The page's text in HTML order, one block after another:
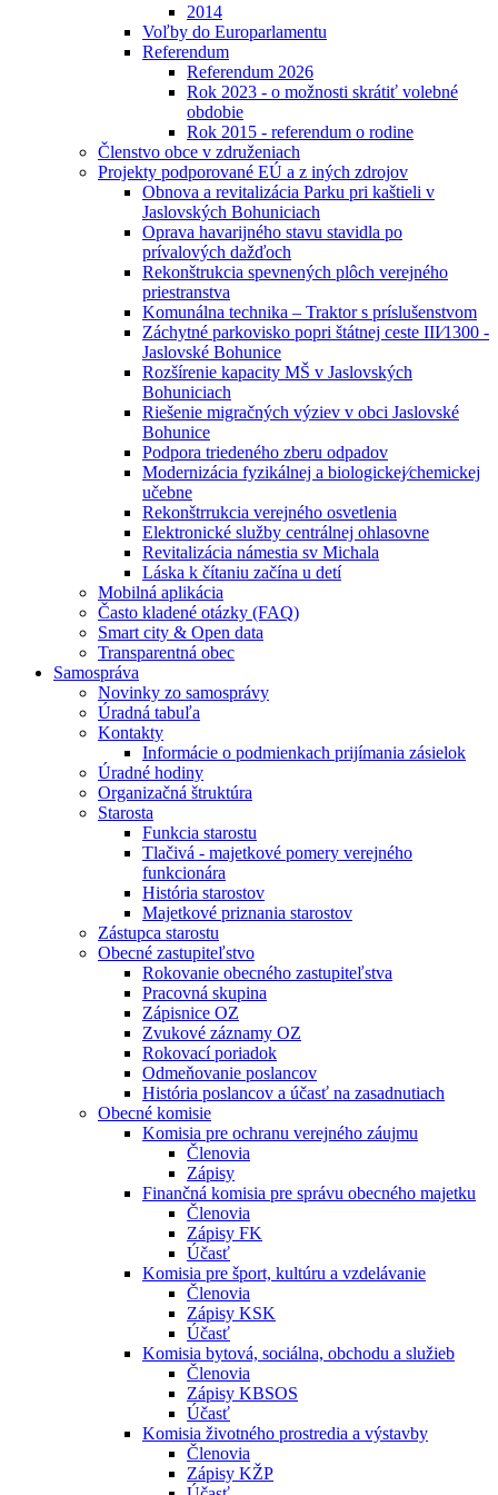
2014
Voľby do Europarlamentu
Referendum
Referendum 2026
Rok 2023 - o možnosti skrátiť volebné
obdobie
Rok 2015 - referendum o rodine
Členstvo obce v združeniach
Projekty podporované EÚ a z iných zdrojov
Obnova a revitalizácia Parku pri kaštieli v
Jaslovských Bohuniciach
Oprava havarijného stavu stavidla po
prívalových dažďoch
Rekonštrukcia spevnených plôch verejného
priestranstva
Komunálna technika – Traktor s príslušenstvom
Záchytné parkovisko popri štátnej ceste III⁄1300 -
Jaslovské Bohunice
Rozšírenie kapacity MŠ v Jaslovských
Bohuniciach
Riešenie migračných výziev v obci Jaslovské
Bohunice
Podpora triedeného zberu odpadov
Modernizácia fyzikálnej a biologickej⁄chemickej
učebne
Rekonštrrukcia verejného osvetlenia
Elektronické služby centrálnej ohlasovne
Revitalizácia námestia sv Michala
Láska k čítaniu začína u detí
Mobilná aplikácia
Často kladené otázky (FAQ)
Smart city & Open data
Transparentná obec
Samospráva
Novinky zo samosprávy
Úradná tabuľa
Kontakty
Informácie o podmienkach prijímania zásielok
Úradné hodiny
Organizačná štruktúra
Starosta
Funkcia starostu
Tlačivá - majetkové pomery verejného
funkcionára
História starostov
Majetkové priznania starostov
Zástupca starostu
Obecné zastupiteľstvo
Rokovanie obecného zastupiteľstva
Pracovná skupina
Zápisnice OZ
Zvukové záznamy OZ
Rokovací poriadok
Odmeňovanie poslancov
História poslancov a účasť na zasadnutiach
Obecné komisie
Komisia pre ochranu verejného záujmu
Členovia
Zápisy
Finančná komisia pre správu obecného majetku
Členovia
Zápisy FK
Účasť
Komisia pre šport, kultúru a vzdelávanie
Členovia
Zápisy KSK
Účasť
Komisia bytová, sociálna, obchodu a služieb
Členovia
Zápisy KBSOS
Účasť
Komisia životného prostredia a výstavby
Členovia
Zápisy KŽP